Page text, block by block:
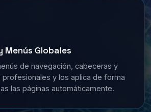
Menús Globales
de navegación, cabeceras y
profesionales y los aplica de forma
las páginas automáticamente.